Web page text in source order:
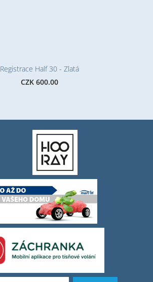
Registrace Half 30 - Zlatá
CZK 600.00